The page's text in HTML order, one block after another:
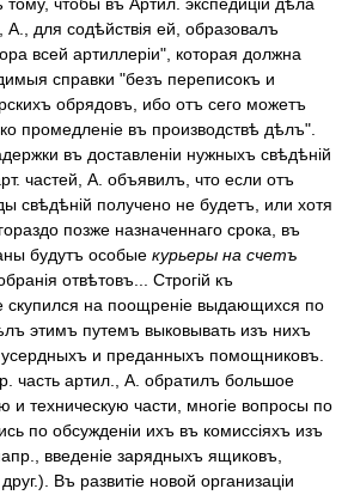
для содѣйствія ей, образовалъ
всей артиллеріи", которая должна
справки "безъ переписокъ и
обрядовъ, ибо отъ сего можетъ
промедленіе въ производствѣ дѣлъ".
въ доставленіи нужныхъ свѣдѣній
частей, А. объявилъ, что если отъ
свѣдѣній получено не будетъ, или хотя
позже назначеннаго срока, въ
будутъ особые курьеры на счетъ
отвѣтовъ... Строгій къ
на поощреніе выдающихся по
этимъ путемъ выковывать изъ нихъ
усердныхъ и преданныхъ помощниковъ.
часть артил., А. обратилъ большое
и техническую части, многіе вопросы по
по обсужденіи ихъ въ комиссіяхъ изъ
введеніе зарядныхъ ящиковъ,
Въ развитіе новой организаціи